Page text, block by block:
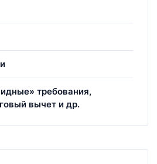
требования,
вычет и др.